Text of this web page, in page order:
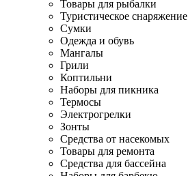
Товары для рыбалки
Туристическое снаряжение
Сумки
Одежда и обувь
Мангалы
Грили
Коптильни
Наборы для пикника
Термосы
Электрогрелки
Зонты
Средства от насекомых
Товары для ремонта
Средства для бассейна